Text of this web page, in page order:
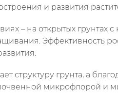
и развития
– на открытых грунтах
Эффективность
структуру грунта, а
микрофлорой и